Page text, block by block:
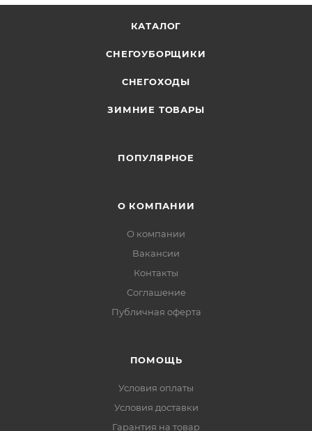
КАТАЛОГ
СНЕГОУБОРЩИКИ
СНЕГОХОДЫ
ЗИМНИЕ ТОВАРЫ
ПОПУЛЯРНОЕ
О КОМПАНИИ
О компании
Вакансии
Контакты
Соглашение
Публичная оферта
ПОМОЩЬ
Условия оплаты
Условия доставки
Гарантия на товар